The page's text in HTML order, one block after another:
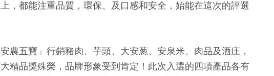
，都能注重品質，環保、及口感和安全，始能在這次的評選
農五寶」行銷豬肉、芋頭、大安葱、安泉米、肉品及酒庄，
精品獎殊榮，品牌形象受到肯定！此次入選的四項產品各有
3
演唱會
50+
運動
4+
2024總統大選
21+
美食